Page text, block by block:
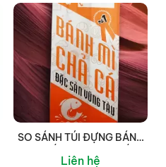
SO SÁNH TÚI ĐỰNG BÁNH
Liên hệ